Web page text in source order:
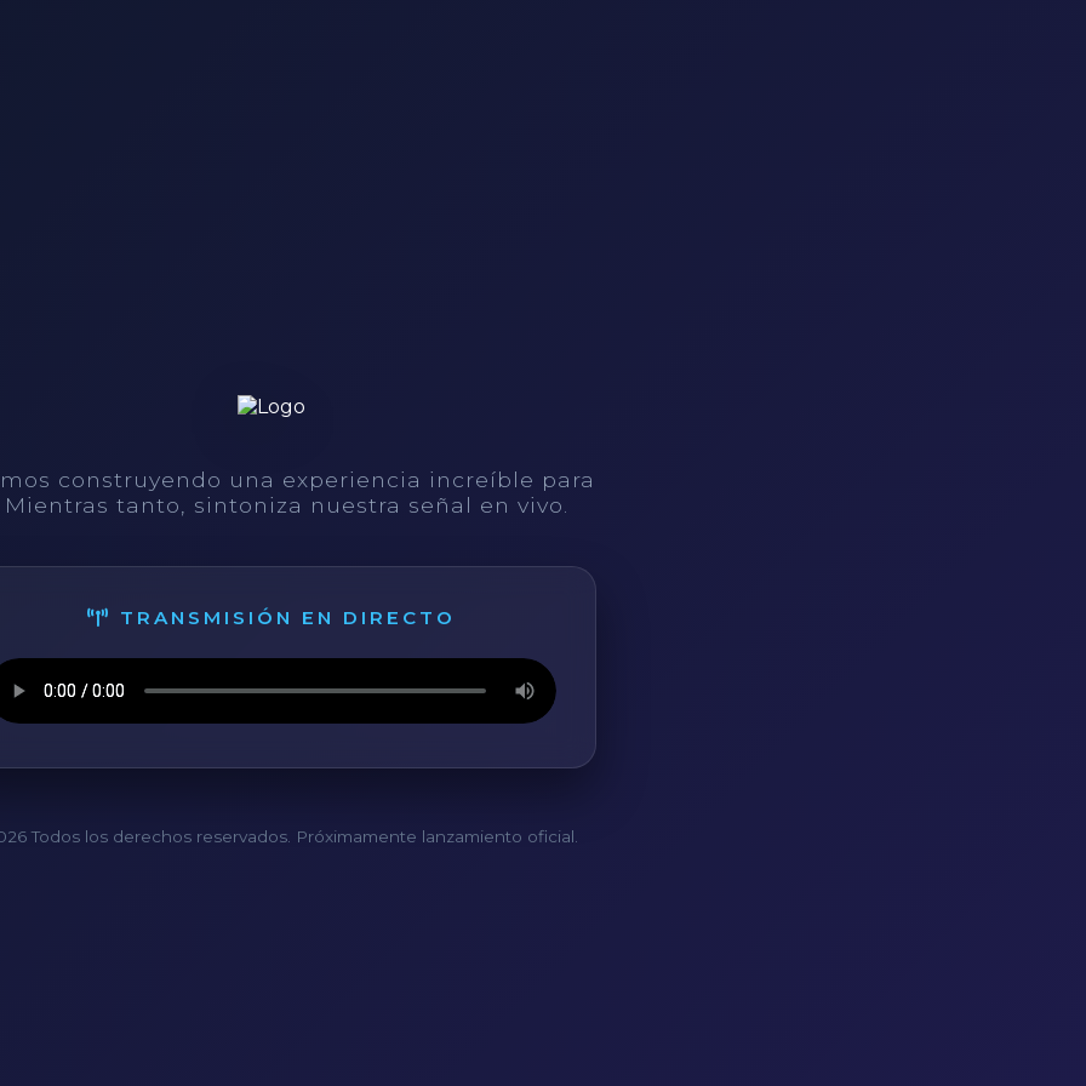
construyendo una experiencia increíble para
tanto, sintoniza nuestra señal en vivo.
TRANSMISIÓN EN DIRECTO
Todos los derechos reservados. Próximamente lanzamiento oficial.